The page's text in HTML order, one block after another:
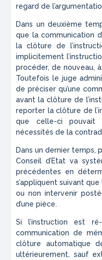
regard de
Dans un deuxième
que la communication
la clôture de
implicitement
procéder, de nouveau,
Toutefois le juge
de préciser qu’une
avant la clôture de
reporter la clôture de
que celle-ci pouvait
nécessités de la
Dans un dernier temps,
Conseil d’Etat va
précédentes en
s’appliquent suivant
ou non intervenir
d’une pièce.
Si l’instruction est
communication de
clôture automatique
ultérieurement, sauf